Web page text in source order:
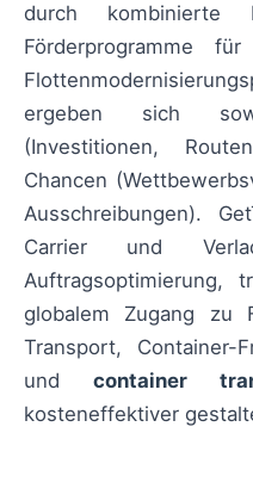
durch kombinierte
Förderprogramme für
ergeben sich
(Investitionen,
Chancen
Ausschreibungen).
Carrier und
Auftragsoptimierung,
globalem Zugang zu
Transport, Container-
und container
kosteneffektiver